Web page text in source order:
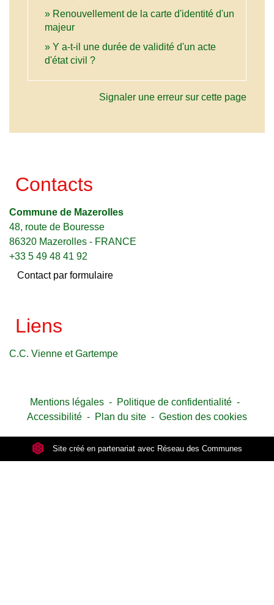
Renouvellement de la carte d'identité d'un
majeur
Y a-t-il une durée de validité d'un acte
d'état civil ?
Signaler une erreur sur cette page
Contacts
Commune de Mazerolles
48, route de Bouresse
86320 Mazerolles - FRANCE
+33 5 49 48 41 92
Contact par formulaire
Liens
C.C. Vienne et Gartempe
Mentions légales - Politique de confidentialité -
Accessibilité - Plan du site - Gestion des cookies
Site créé en partenariat avec Réseau des Communes